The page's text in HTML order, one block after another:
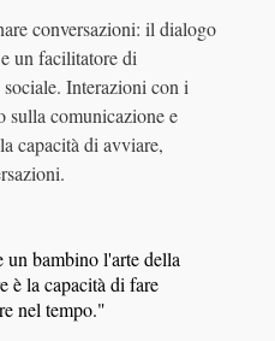
conversazioni: il dialogo
un facilitatore di
Interazioni con i
sulla comunicazione e
capacità di avviare,
bambino l'arte della
è la capacità di fare
nel tempo."